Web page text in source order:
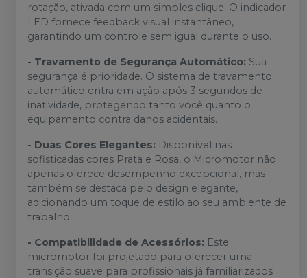
rotação, ativada com um simples clique. O indicador
LED fornece feedback visual instantâneo,
garantindo um controle sem igual durante o uso.
- Travamento de Segurança Automático: Sua
segurança é prioridade. O sistema de travamento
automático entra em ação após 3 segundos de
inatividade, protegendo tanto você quanto o
equipamento contra danos acidentais.
- Duas Cores Elegantes: Disponível nas
sofisticadas cores Prata e Rosa, o Micromotor não
apenas oferece desempenho excepcional, mas
também se destaca pelo design elegante,
adicionando um toque de estilo ao seu ambiente de
trabalho.
- Compatibilidade de Acessórios: Este
micromotor foi projetado para oferecer uma
transição suave para profissionais já familiarizados